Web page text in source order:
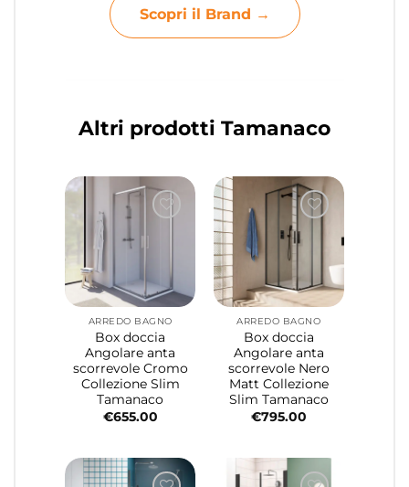
Scopri il Brand →
Altri prodotti Tamanaco
ARREDO BAGNO
Box doccia
Angolare anta
scorrevole Cromo
Collezione Slim
Tamanaco
€655.00
ARREDO BAGNO
Box doccia
Angolare anta
scorrevole Nero
Matt Collezione
Slim Tamanaco
€795.00